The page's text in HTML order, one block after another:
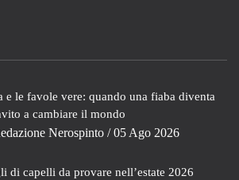
e le favole vere: quando una fiaba diventa
a cambiare il mondo
Nerospinto / 05 Ago 2026
di capelli da provare nell’estate 2026